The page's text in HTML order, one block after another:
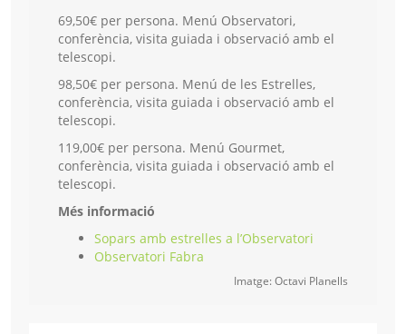
69,50€ per persona. Menú Observatori,
conferència, visita guiada i observació amb el
telescopi.
98,50€ per persona. Menú de les Estrelles,
conferència, visita guiada i observació amb el
telescopi.
119,00€ per persona. Menú Gourmet,
conferència, visita guiada i observació amb el
telescopi.
Més informació
Sopars amb estrelles a l’Observatori
Observatori Fabra
Imatge: Octavi Planells